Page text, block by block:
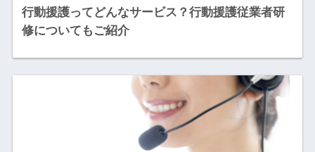
行動援護ってどんなサービス？行動援護従業者研
修についてもご紹介